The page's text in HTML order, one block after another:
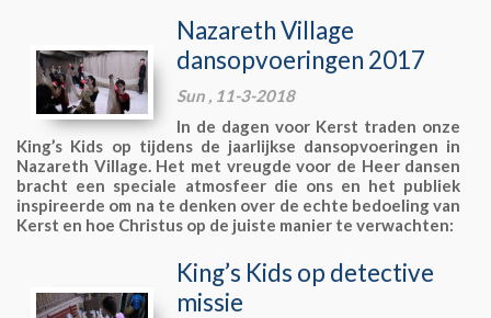
Nazareth Village
dansopvoeringen 2017
Sun , 11-3-2018
In de dagen voor Kerst traden onze
King’s Kids op tijdens de jaarlijkse dansopvoeringen in
Nazareth Village. Het met vreugde voor de Heer dansen
bracht een speciale atmosfeer die ons en het publiek
inspireerde om na te denken over de echte bedoeling van
Kerst en hoe Christus op de juiste manier te verwachten:
King’s Kids op detective
missie